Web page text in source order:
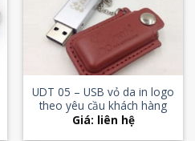
Add to
Wishlist
UDT 05 – USB vỏ da in logo
theo yêu cầu khách hàng
Giá: liên hệ